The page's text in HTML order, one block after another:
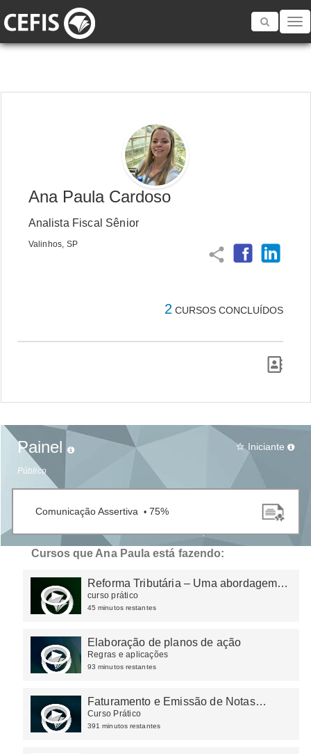
Toggle
Ana Paula Cardoso
Analista Fiscal Sênior
Valinhos, SP
share
2 CURSOS CONCLUÍDOS
Painel
Público
star_border Iniciante
Comunicação Assertiva • 75%
Cursos que Ana Paula está fazendo:
Reforma Tributária – Uma abordagem
sobre os principais tópicos
curso prático
45 minutos restantes
Elaboração de planos de ação
Regras e aplicações
93 minutos restantes
Faturamento e Emissão de Notas
Fiscais
Curso Prático
391 minutos restantes